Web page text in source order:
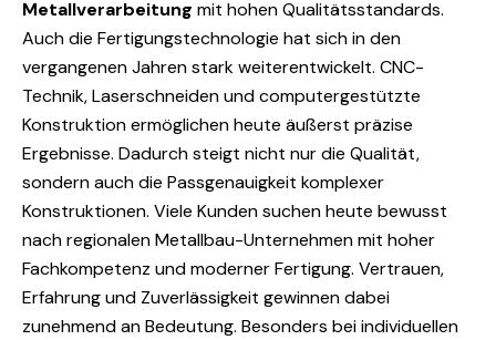
Metallverarbeitung mit hohen Qualitätsstandards.
Auch die Fertigungstechnologie hat sich in den
vergangenen Jahren stark weiterentwickelt. CNC-
Technik, Laserschneiden und computergestützte
Konstruktion ermöglichen heute äußerst präzise
Ergebnisse. Dadurch steigt nicht nur die Qualität,
sondern auch die Passgenauigkeit komplexer
Konstruktionen. Viele Kunden suchen heute bewusst
nach regionalen Metallbau-Unternehmen mit hoher
Fachkompetenz und moderner Fertigung. Vertrauen,
Erfahrung und Zuverlässigkeit gewinnen dabei
zunehmend an Bedeutung. Besonders bei individuellen